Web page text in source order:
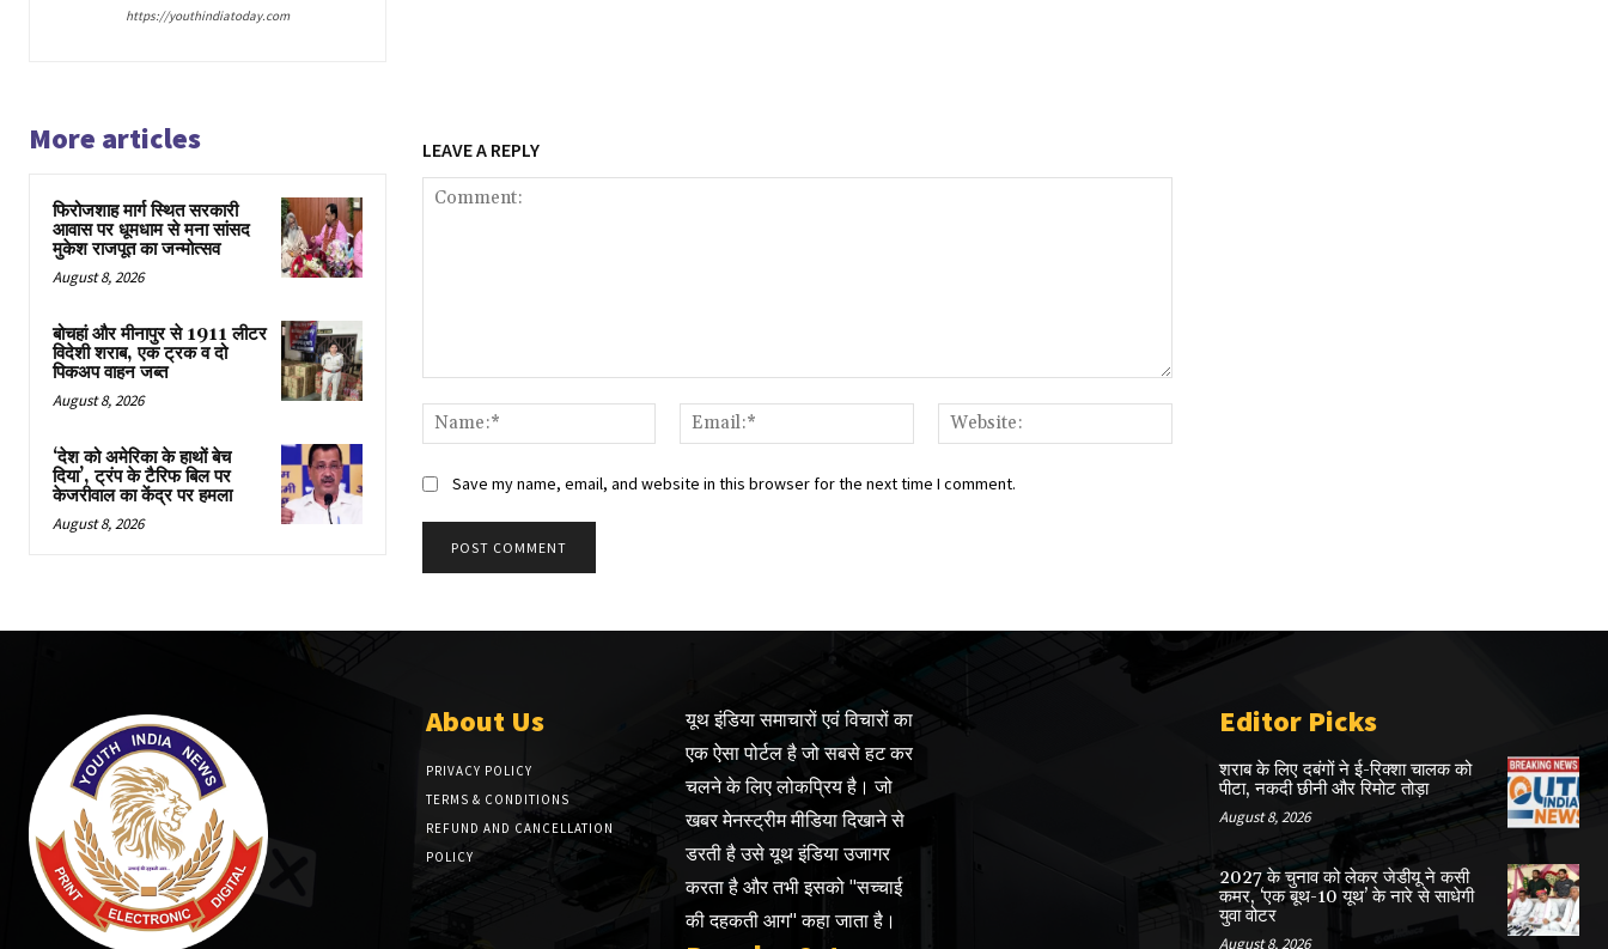
https://youthindiatoday.com
More articles
फिरोजशाह मार्ग स्थित सरकारी
आवास पर धूमधाम से मना सांसद
मुकेश राजपूत का जन्मोत्सव
August 8, 2026
बोचहां और मीनापुर से 1911 लीटर
विदेशी शराब, एक ट्रक व दो
पिकअप वाहन जब्त
August 8, 2026
‘देश को अमेरिका के हाथों बेच
दिया’, ट्रंप के टैरिफ बिल पर
केजरीवाल का केंद्र पर हमला
August 8, 2026
LEAVE A REPLY
Name:*
Email:*
Save my name, email, and website in this browser for the next time I comment.
About Us
PRIVACY POLICY
TERMS & CONDITIONS
REFUND AND CANCELLATION
POLICY
यूथ इंडिया समाचारों एवं विचारों का
एक ऐसा पोर्टल है जो सबसे हट कर
चलने के लिए लोकप्रिय है। जो
खबर मेनस्ट्रीम मीडिया दिखाने से
डरती है उसे यूथ इंडिया उजागर
करता है और तभी इसको "सच्चाई
की दहकती आग" कहा जाता है।
Editor Picks
शराब के लिए दबंगों ने ई-रिक्शा चालक को
पीटा, नकदी छीनी और रिमोट तोड़ा
August 8, 2026
2027 के चुनाव को लेकर जेडीयू ने कसी
कमर, ‘एक बूथ-10 यूथ’ के नारे से साधेगी
युवा वोटर
August 8, 2026